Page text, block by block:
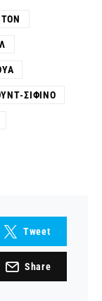
ΣΙΦΊΝΟ
Tweet
Share